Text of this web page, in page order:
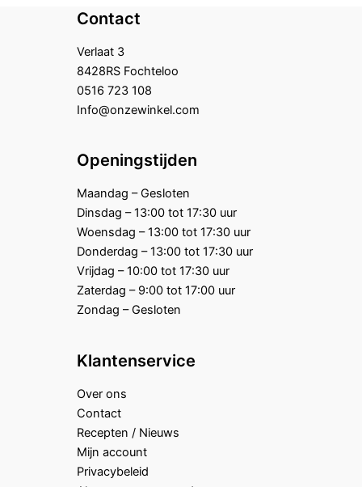
Contact
Verlaat 3
8428RS Fochteloo
0516 723 108
Info@onzewinkel.com
Openingstijden
Maandag – Gesloten
Dinsdag – 13:00 tot 17:30 uur
Woensdag – 13:00 tot 17:30 uur
Donderdag – 13:00 tot 17:30 uur
Vrijdag – 10:00 tot 17:30 uur
Zaterdag – 9:00 tot 17:00 uur
Zondag – Gesloten
Klantenservice
Over ons
Contact
Recepten / Nieuws
Mijn account
Privacybeleid